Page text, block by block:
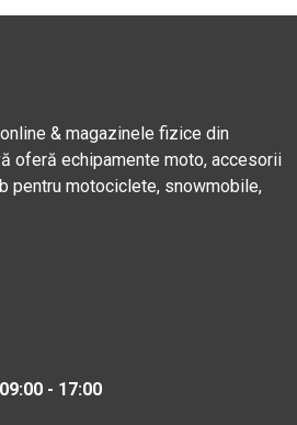
& magazinele fizice din
oferă echipamente moto, accesorii
pentru motociclete, snowmobile,
- 17:00